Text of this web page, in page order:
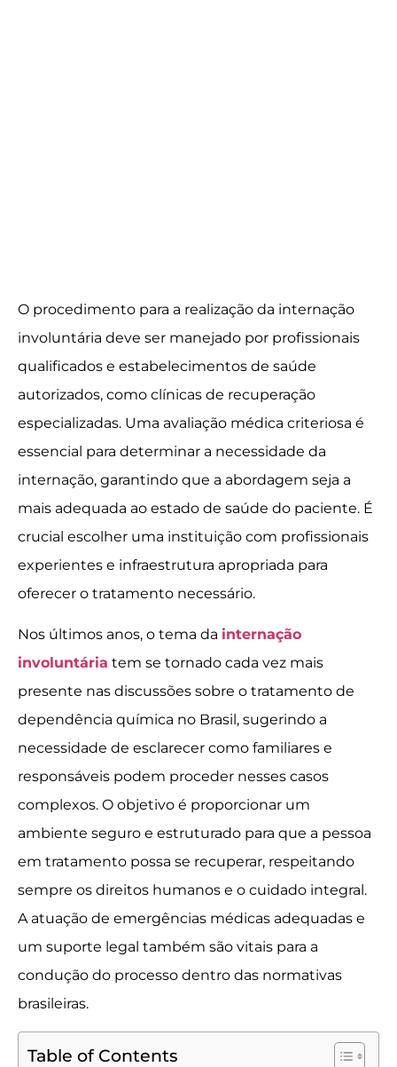
O procedimento para a realização da internação
involuntária deve ser manejado por profissionais
qualificados e estabelecimentos de saúde
autorizados, como clínicas de recuperação
especializadas. Uma avaliação médica criteriosa é
essencial para determinar a necessidade da
internação, garantindo que a abordagem seja a
mais adequada ao estado de saúde do paciente. É
crucial escolher uma instituição com profissionais
experientes e infraestrutura apropriada para
oferecer o tratamento necessário.
Nos últimos anos, o tema da internação
involuntária tem se tornado cada vez mais
presente nas discussões sobre o tratamento de
dependência química no Brasil, sugerindo a
necessidade de esclarecer como familiares e
responsáveis podem proceder nesses casos
complexos. O objetivo é proporcionar um
ambiente seguro e estruturado para que a pessoa
em tratamento possa se recuperar, respeitando
sempre os direitos humanos e o cuidado integral.
A atuação de emergências médicas adequadas e
um suporte legal também são vitais para a
condução do processo dentro das normativas
brasileiras.
Table of Contents